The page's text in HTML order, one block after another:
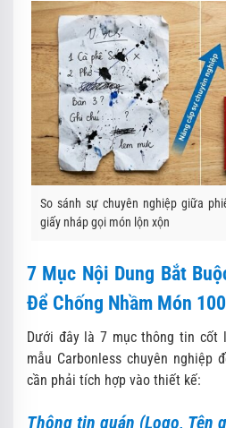
So sánh sự chuyên nghiệp giữa
giấy nháp gọi món lộn xộn
7 Mục Nội Dung Bắt
Để Chống Nhầm Món
Dưới đây là 7 mục thông tin cốt
mẫu Carbonless chuyên nghiệp
cần phải tích hợp vào thiết kế:
Thông tin quán (Logo, Tên